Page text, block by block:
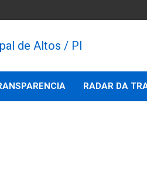
Municipal de
RADAR DA